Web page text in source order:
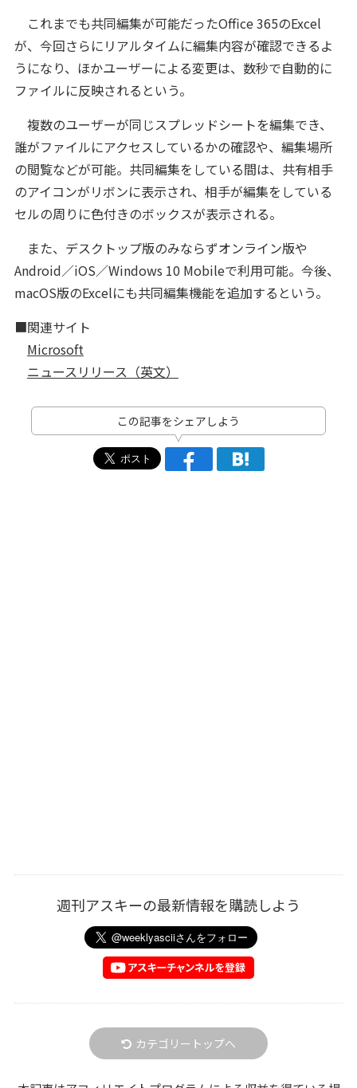
これまでも共同編集が可能だったOffice 365のExcel
が、今回さらにリアルタイムに編集内容が確認できるよ
うになり、ほかユーザーによる変更は、数秒で自動的に
ファイルに反映されるという。
複数のユーザーが同じスプレッドシートを編集でき、
誰がファイルにアクセスしているかの確認や、編集場所
の閲覧などが可能。共同編集をしている間は、共有相手
のアイコンがリボンに表示され、相手が編集をしている
セルの周りに色付きのボックスが表示される。
また、デスクトップ版のみならずオンライン版や
Android／iOS／Windows 10 Mobileで利用可能。今後、
macOS版のExcelにも共同編集機能を追加するという。
■関連サイト
Microsoft
ニュースリリース（英文）
この記事をシェアしよう
週刊アスキーの最新情報を購読しよう
カテゴリートップへ